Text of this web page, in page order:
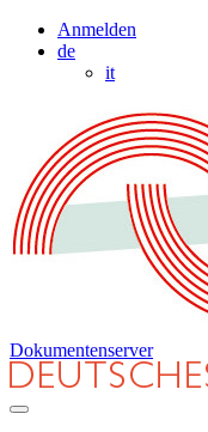
Anmelden
de
it
Dokumentenserver